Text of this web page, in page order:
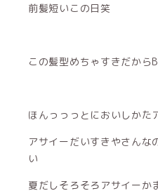
前髪短いこの日笑
この髪型めちゃすきだから
ほんっっっとにおいしかた
アサイーだいすきやさんな
い
夏だしそろそろアサイーか